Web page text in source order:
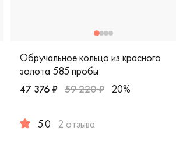
золото 585 пробы, comfort fit,
Обручальное кольцо из красного
золота 585 пробы
47 376 ₽ 59 220 ₽ 20%
5.0 2 отзыва